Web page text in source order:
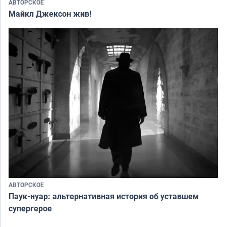
АВТОРСКОЕ
Майкл Джексон жив!
АВТОРСКОЕ
Паук-нуар: альтернативная история об уставшем
супергерое